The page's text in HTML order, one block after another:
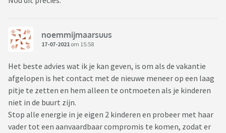
het was ook zo dat haar houding enorm woog op iedereen.
's Avonds laat kwam ze eindelijk vertellen wat er aan de hand
In mijn ogen had ze dat meteen kunnen zeggen, dan had ik
haar een beetje kunnen troosten, haar wat laten doen, en
kon iedereen verder. Ik zei dat ik het wel erg jammer vond
voor haar, maar ook dat het erg jammer is dat dat de dag zo
hard bepaald heeft.
noemmijmaarsuus
17-07-2021 om 15:58
Het beste advies wat ik je kan geven, is om als de vakantie
afgelopen is het contact met de nieuwe meneer op een laag
pitje te zetten en hem alleen te ontmoeten als je kinderen
niet in de buurt zijn.
Stop alle energie in je eigen 2 kinderen en probeer met haar
vader tot een aanvaardbaar compromis te komen, zodat er